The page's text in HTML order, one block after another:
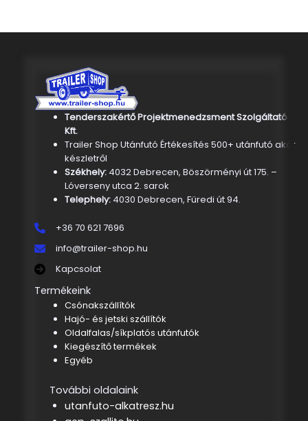
Tenderszakértő Projektmenedzsment Szolgáltató
Kft.
Trailer Shop Utánfutó Értékesítés 500+ utánfutó akár
készletről
Székhely: 4032 Debrecen, Böszörményi út 175. –
Lóverseny utca 2. sarok
Telephely:4030 Debrecen, Füredi út 94.
+36 70 621 7696
info@trailer-shop.hu
Kapcsolat
Termékeink
Csónakszállítók
Hajó- és jetski szállítók
Oldalfalas/síkplatós utánfutók
Kiegészítő termékek
Egyéb
További oldalaink
utanfuto-alkatresz.hu